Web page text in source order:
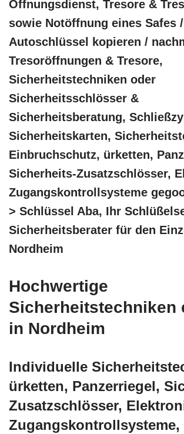
Öffnungsdienst, Tresore &
sowie Notöffnung eines Safes
Autoschlüssel kopieren /
Tresoröffnungen & Tresore,
Sicherheitstechniken oder
Sicherheitsschlösser &
Sicherheitsberatung,
Sicherheitskarten,
Einbruchschutz, ürketten,
Sicherheits-Zusatzschlösser,
Zugangskontrollsysteme
> Schlüssel Aba, Ihr
Sicherheitsberater für den
Nordheim
Hochwertige
Sicherheitstechniken
in Nordheim
Individuelle
ürketten, Panzerriegel,
Zusatzschlösser,
Zugangskontrollsysteme,